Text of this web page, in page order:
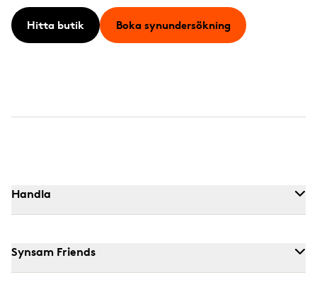
Hitta butik Boka synundersökning
Handla
Synsam Friends